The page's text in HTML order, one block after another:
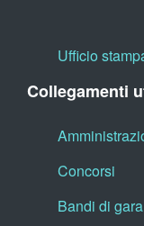
Ufficio
Collegamenti
Concorsi
Bandi di gara